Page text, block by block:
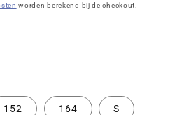
worden berekend bij de checkout.
152 164 S